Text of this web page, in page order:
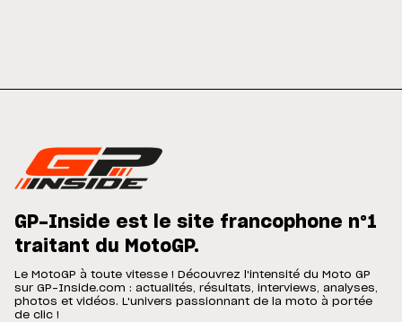
GP-Inside est le site francophone n°1
traitant du MotoGP.
Le MotoGP à toute vitesse ! Découvrez l'intensité du Moto GP
sur GP-Inside.com : actualités, résultats, interviews, analyses,
photos et vidéos. L'univers passionnant de la moto à portée
de clic !